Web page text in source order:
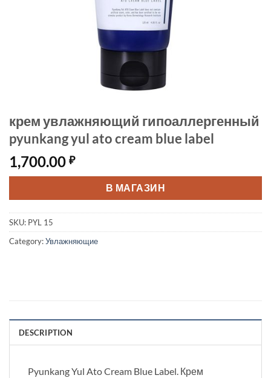
крем увлажняющий гипоаллергенный
pyunkang yul ato cream blue label
1,700.00 ₽
В МАГАЗИН
SKU: PYL 15
Category:Увлажняющие
DESCRIPTION
Pyunkang Yul Ato Cream Blue Label. Крем